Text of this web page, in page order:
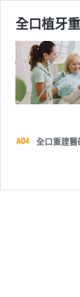
全口植牙
全口重建